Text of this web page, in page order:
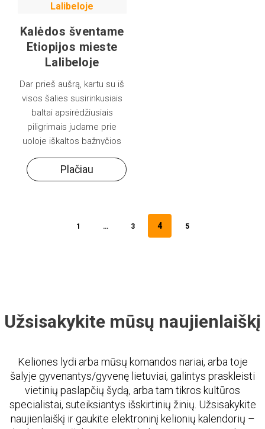
Kalėdos šventame
Etiopijos mieste
Lalibeloje
Dar prieš aušrą, kartu su iš
visos šalies susirinkusiais
baltai apsirėdžiusiais
piligrimais judame prie
uoloje iškaltos bažnyčios
Bet Maryam (šv. Marijos).
Ankstyvas sausio 7-osios
rytas – Etiopijos ortodoksų
Plačiau
1 … 3 4 5
Užsisakykite mūsų naujienlaiškį
Keliones lydi arba mūsų komandos nariai, arba toje
šalyje gyvenantys/gyvenę lietuviai, galintys praskleisti
vietinių paslapčių šydą, arba tam tikros kultūros
specialistai, suteiksiantys išskirtinių žinių. Užsisakykite
naujienlaiškį ir gaukite elektroninį kelionių kalendorių –